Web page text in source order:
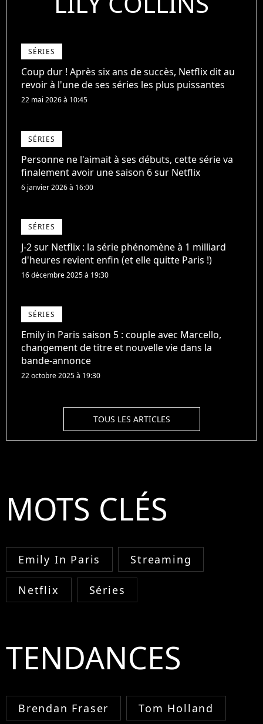
SÉRIES
Coup dur ! Après six ans de succès, Netflix dit au
revoir à l'une de ses séries les plus puissantes
22 mai 2026 à 10:45
SÉRIES
Personne ne l'aimait à ses débuts, cette série va
finalement avoir une saison 6 sur Netflix
6 janvier 2026 à 16:00
SÉRIES
J-2 sur Netflix : la série phénomène à 1 milliard
d'heures revient enfin (et elle quitte Paris !)
16 décembre 2025 à 19:30
SÉRIES
Emily in Paris saison 5 : couple avec Marcello,
changement de titre et nouvelle vie dans la
bande-annonce
22 octobre 2025 à 19:30
TOUS LES ARTICLES
MOTS CLÉS
Emily In Paris Streaming
Netflix Séries
TENDANCES
Brendan Fraser Tom Holland